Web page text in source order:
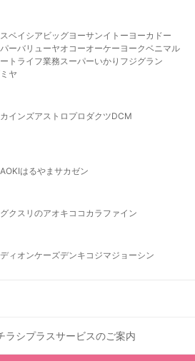
ベイシア ビッグヨーサンイトーヨーカドー
ーバリューヤオコーオーケー ヨークベニマル
ト ライフ業務スーパーいかり フジグラン
ヤ
カインズアストロプロダクツDCM
AOKIはるやま サカゼン
クスリのアオキ ココカラファイン
ィオンケーズデンキ コジマジョーシン
ラシプラスサービスのご案内